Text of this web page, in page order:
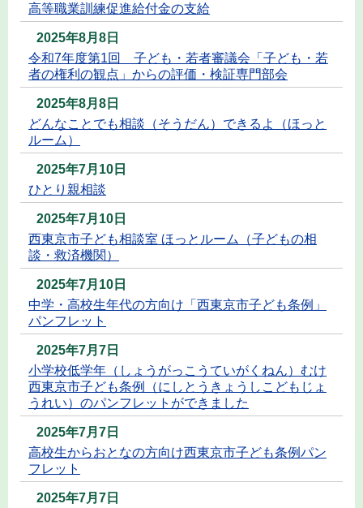
高等職業訓練促進給付金の支給
2025年8月8日
令和7年度第1回 子ども・若者審議会「子ども・若
者の権利の観点」からの評価・検証専門部会
2025年8月8日
どんなことでも相談（そうだん）できるよ（ほっと
ルーム）
2025年7月10日
ひとり親相談
2025年7月10日
西東京市子ども相談室 ほっとルーム（子どもの相
談・救済機関）
2025年7月10日
中学・高校生年代の方向け「西東京市子ども条例」
パンフレット
2025年7月7日
小学校低学年（しょうがっこうていがくねん）むけ
西東京市子ども条例（にしとうきょうしこどもじょ
うれい）のパンフレットができました
2025年7月7日
高校生からおとなの方向け西東京市子ども条例パン
フレット
2025年7月7日